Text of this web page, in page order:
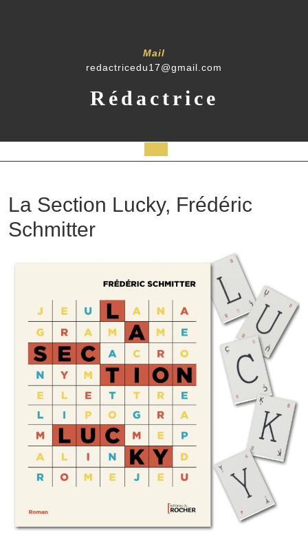
Mail
redactricedu17@gmail.com
Rédactrice
Button
La Section Lucky, Frédéric
Schmitter